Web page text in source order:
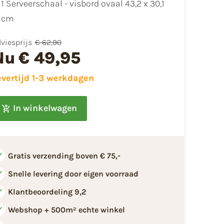
1 Serveerschaal - visbord ovaal 43,2 x 30,1
cm
€ 62,90
€ 49,95
1-3 werkdagen
In winkelwagen
Gratis verzending boven € 75,-
Snelle levering door eigen voorraad
Klantbeoordeling 9,2
Webshop + 500m² echte winkel